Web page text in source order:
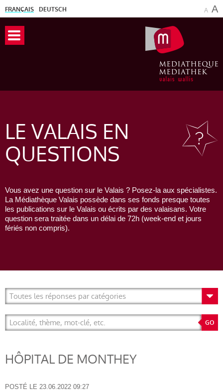
FRANÇAIS DEUTSCH A A
LE VALAIS EN
QUESTIONS
Vous avez une question sur le Valais ? Posez-la aux spécialistes.
La Médiathèque Valais possède dans ses fonds presque toutes
les publications sur le Valais ou écrits par des valaisans. Votre
question sera traitée dans un délai de 72h (week-end et jours
fériés non compris).
HÔPITAL DE MONTHEY
POSTÉ LE 23.06.2022 09:27